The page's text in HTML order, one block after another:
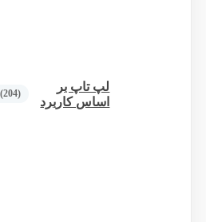
لپ تاپ بر
اساس کاربرد
(204)